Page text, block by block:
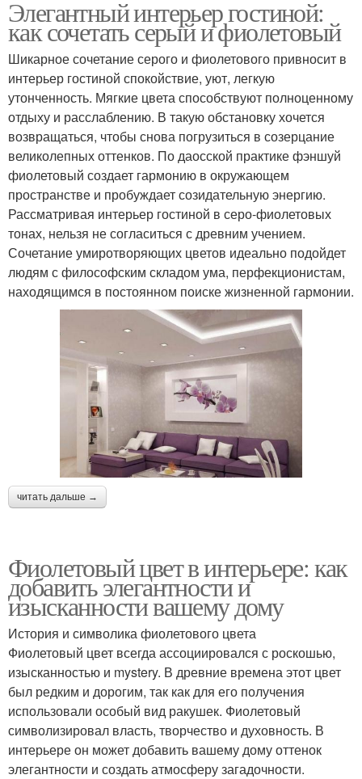
Элегантный интерьер гостиной:
как сочетать серый и фиолетовый
Шикарное сочетание серого и фиолетового привносит в
интерьер гостиной спокойствие, уют, легкую
утонченность. Мягкие цвета способствуют полноценному
отдыху и расслаблению. В такую обстановку хочется
возвращаться, чтобы снова погрузиться в созерцание
великолепных оттенков. По даосской практике фэншуй
фиолетовый создает гармонию в окружающем
пространстве и пробуждает созидательную энергию.
Рассматривая интерьер гостиной в серо-фиолетовых
тонах, нельзя не согласиться с древним учением.
Сочетание умиротворяющих цветов идеально подойдет
людям с философским складом ума, перфекционистам,
находящимся в постоянном поиске жизненной гармонии.
читать дальше →
Фиолетовый цвет в интерьере: как
добавить элегантности и
изысканности вашему дому
История и символика фиолетового цвета
Фиолетовый цвет всегда ассоциировался с роскошью,
изысканностью и mystery. В древние времена этот цвет
был редким и дорогим, так как для его получения
использовали особый вид ракушек. Фиолетовый
символизировал власть, творчество и духовность. В
интерьере он может добавить вашему дому оттенок
элегантности и создать атмосферу загадочности.